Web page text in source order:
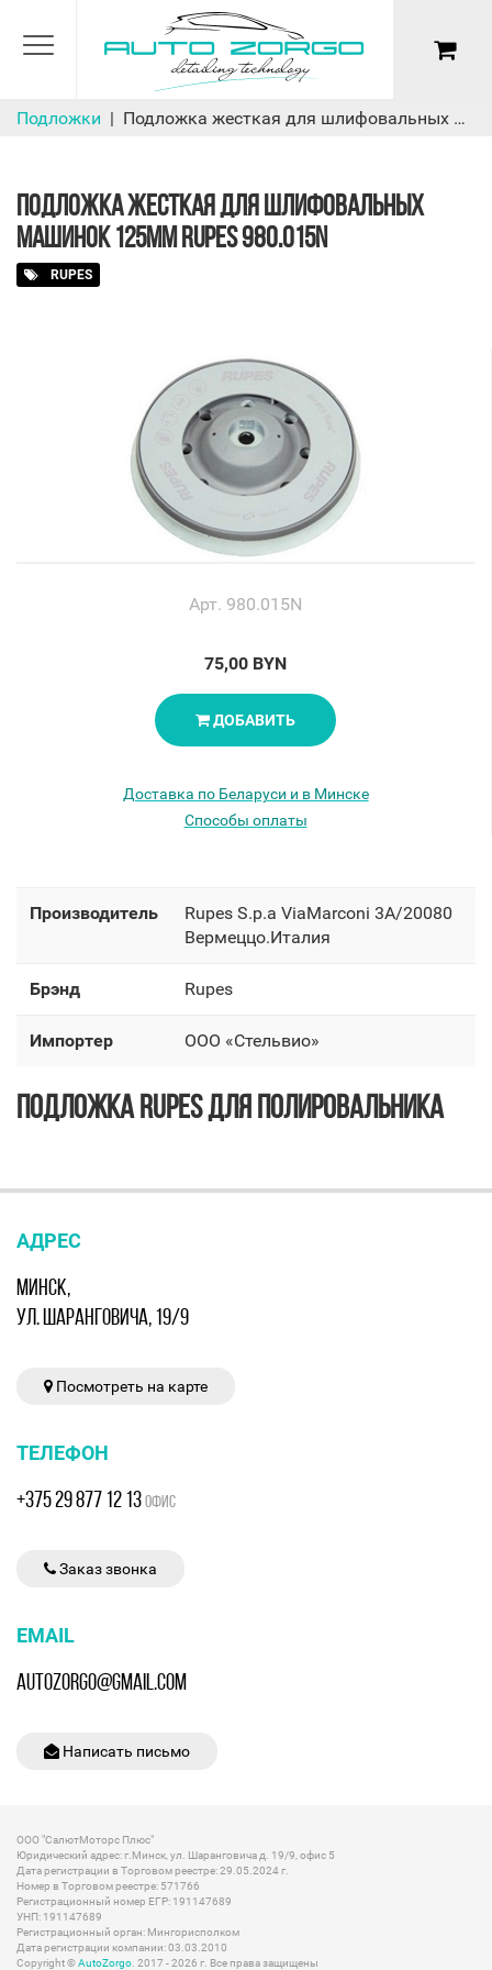
Подложки Подложка жесткая для шлифовальных машинок 125мм Rupes 980.015N
ПОДЛОЖКА ЖЕСТКАЯ ДЛЯ ШЛИФОВАЛЬНЫХ
МАШИНОК 125ММ RUPES 980.015N
RUPES
Арт. 980.015N
75,00 BYN
ДОБАВИТЬ
Доставка по Беларуси и в Минске
Способы оплаты
Производитель
Rupes S.p.a ViaMarconi 3A/20080
Вермеццо.Италия
Брэнд Rupes
Импортер OOO «Стельвио»
ПОДЛОЖКА RUPES ДЛЯ ПОЛИРОВАЛЬНИКА
АДРЕС
МИНСК,
УЛ. ШАРАНГОВИЧА, 19/9
Посмотреть на карте
ТЕЛЕФОН
+375 29 877 12 13ОФИС
Заказ звонка
EMAIL
AUTOZORGO@GMAIL.COM
Написать письмо
ООО "СалютМоторс Плюс"
Юридический адрес: г.Минск, ул. Шаранговича д. 19/9, офис 5
Дата регистрации в Торговом реестре: 29.05.2024 г.
Номер в Торговом реестре: 571766
Регистрационный номер ЕГР: 191147689
УНП: 191147689
Регистрационный орган: Мингорисполком
Дата регистрации компании: 03.03.2010
Copyright ©AutoZorgo . 2017 - 2026 г. Все права защищены